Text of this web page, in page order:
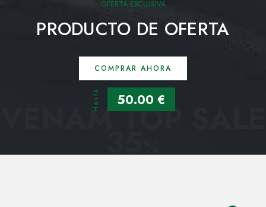
OFERTA EXCLUSIVA
PRODUCTO DE OFERTA
COMPRAR AHORA
Hasta 50.00 €
VENAM TOP SALE
35